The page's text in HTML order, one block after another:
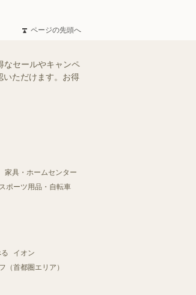
ページの先頭へ
なセールやキャンペ
いただけます。お得
家具・ホームセンター
スポーツ用品・自転車
イオン
（首都圏エリア）